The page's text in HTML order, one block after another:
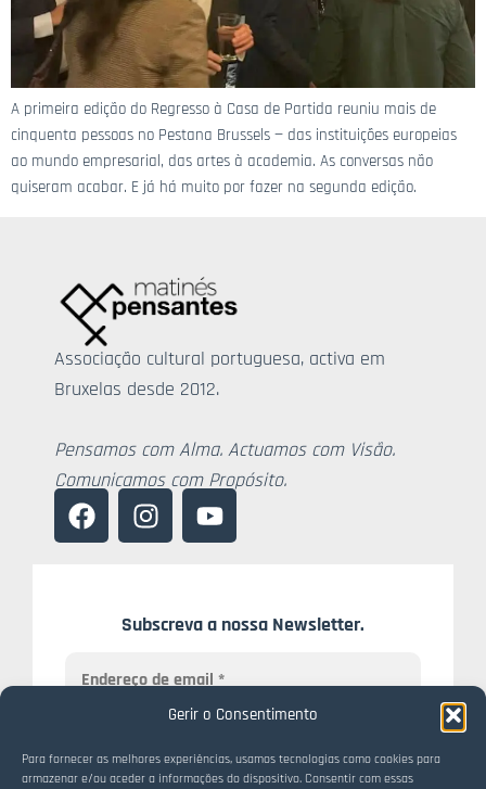
Gerir o Consentimento
Para fornecer as melhores experiências, usamos tecnologias como cookies para
armazenar e/ou aceder a informações do dispositivo. Consentir com essas
A primeira edição do Regresso à Casa de Partida reuniu mais de
cinquenta pessoas no Pestana Brussels — das instituições europeias
ao mundo empresarial, das artes à academia. As conversas não
quiseram acabar. E já há muito por fazer na segunda edição.
Associação cultural portuguesa, activa em
Bruxelas desde 2012.
Pensamos com Alma. Actuamos com Visão.
Comunicamos com Propósito.
Subscreva a nossa Newsletter.